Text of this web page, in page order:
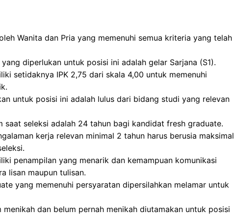
Wanita dan Pria yang memenuhi semua kriteria yang telah
diperlukan untuk posisi ini adalah gelar Sarjana (S1).
setidaknya IPK 2,75 dari skala 4,00 untuk memenuhi
untuk posisi ini adalah lulus dari bidang studi yang relevan
saat seleksi adalah 24 tahun bagi kandidat fresh graduate.
kerja relevan minimal 2 tahun harus berusia maksimal
penampilan yang menarik dan kemampuan komunikasi
lisan maupun tulisan.
yang memenuhi persyaratan dipersilahkan melamar untuk
menikah dan belum pernah menikah diutamakan untuk posisi